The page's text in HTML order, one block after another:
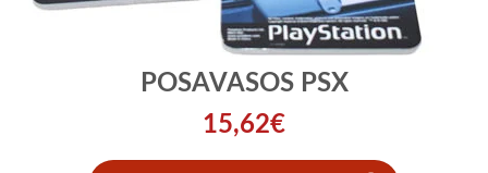
POSAVASOS PSX
15,62€